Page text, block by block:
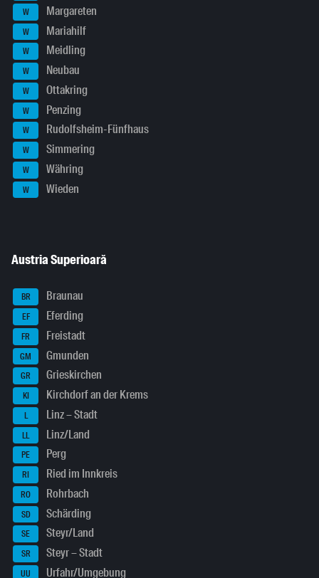
W Margareten
W Mariahilf
W Meidling
W Neubau
W Ottakring
W Penzing
W Rudolfsheim-Fünfhaus
W Simmering
W Währing
W Wieden
Austria Superioară
BR Braunau
EF Eferding
FR Freistadt
GM Gmunden
GR Grieskirchen
KI Kirchdorf an der Krems
L Linz – Stadt
LL Linz/Land
PE Perg
RI Ried im Innkreis
RO Rohrbach
SD Schärding
SE Steyr/Land
SR Steyr – Stadt
UU Urfahr/Umgebung